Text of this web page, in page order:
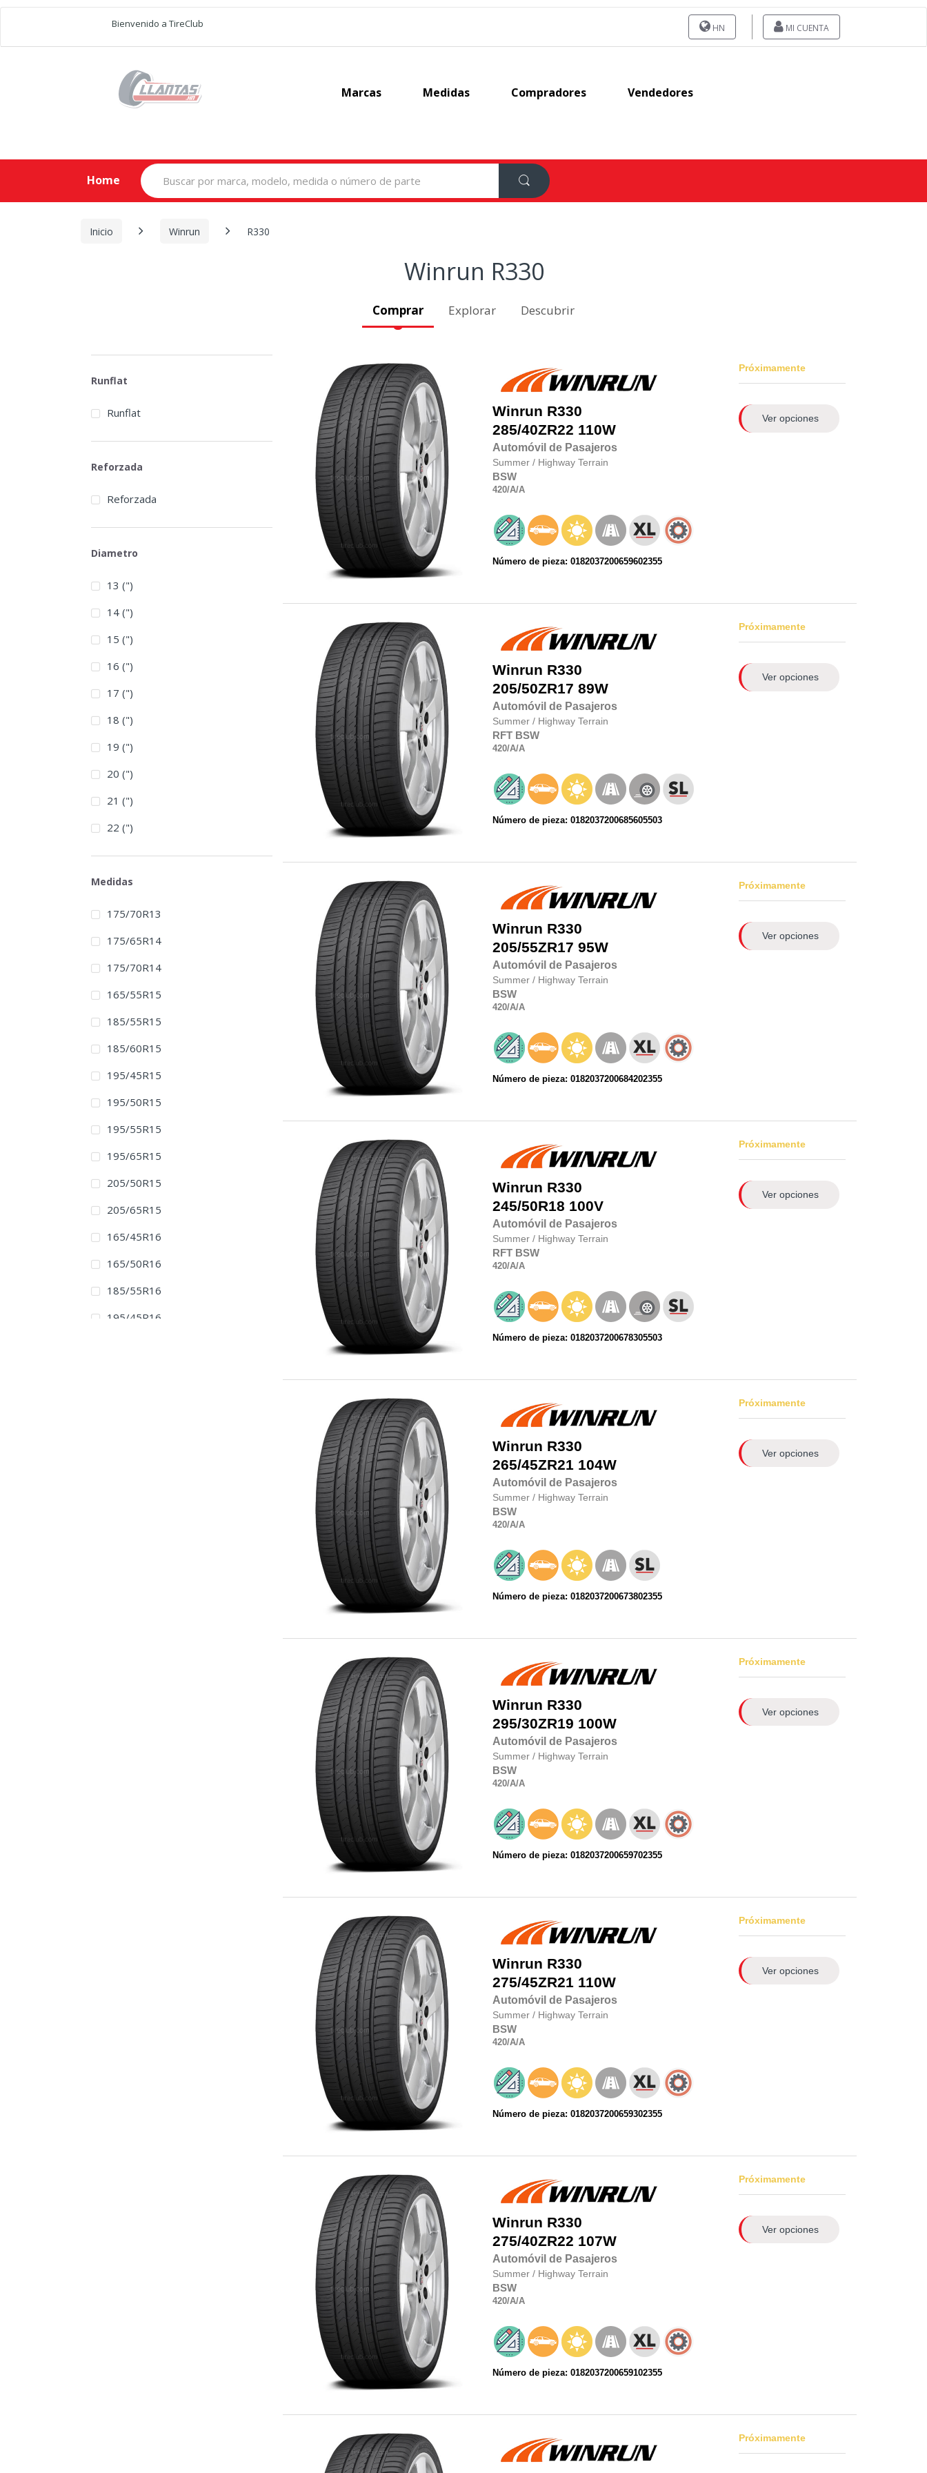
Bienvenido a TireClub HN MI CUENTA
Marcas Medidas Compradores Vendedores
Home
Search
for:
Inicio Winrun R330
Winrun R330
Comprar Explorar Descubrir
Winrun R330
285/40ZR22 110W
Automóvil de Pasajeros
Summer / Highway Terrain
BSW
420/A/A
Número de pieza: 0182037200659602355
Próximamente
Ver opciones
Winrun R330
205/50ZR17 89W
Automóvil de Pasajeros
Summer / Highway Terrain
RFT BSW
420/A/A
Número de pieza: 0182037200685605503
Próximamente
Ver opciones
Winrun R330
205/55ZR17 95W
Automóvil de Pasajeros
Summer / Highway Terrain
BSW
420/A/A
Número de pieza: 0182037200684202355
Próximamente
Ver opciones
Winrun R330
245/50R18 100V
Automóvil de Pasajeros
Summer / Highway Terrain
RFT BSW
420/A/A
Número de pieza: 0182037200678305503
Próximamente
Ver opciones
Winrun R330
265/45ZR21104W
Automóvil de Pasajeros
Summer / Highway Terrain
BSW
420/A/A
Número de pieza: 0182037200673802355
Próximamente
Ver opciones
Winrun R330
295/30ZR19 100W
Automóvil de Pasajeros
Summer / Highway Terrain
BSW
420/A/A
Número de pieza: 0182037200659702355
Próximamente
Ver opciones
Winrun R330
275/45ZR21110W
Automóvil de Pasajeros
Summer / Highway Terrain
BSW
420/A/A
Número de pieza: 0182037200659302355
Próximamente
Ver opciones
Winrun R330
275/40ZR22 107W
Automóvil de Pasajeros
Summer / Highway Terrain
BSW
420/A/A
Número de pieza: 0182037200659102355
Próximamente
Ver opciones
Próximamente
Runflat
Runflat
Reforzada
Reforzada
Diametro
13 (")
14 (")
15 (")
16 (")
17 (")
18 (")
19 (")
20 (")
21 (")
22 (")
Medidas
175/70R13
175/65R14
175/70R14
165/55R15
185/55R15
185/60R15
195/45R15
195/50R15
195/55R15
195/65R15
205/50R15
205/65R15
165/45R16
165/50R16
185/55R16
195/45R16